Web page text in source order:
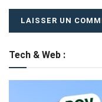
Tech & Web :